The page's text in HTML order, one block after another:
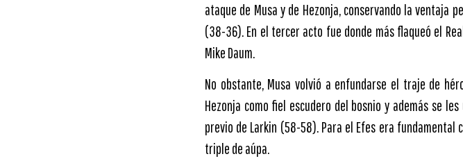
ataque de Musa y de Hezonja, conservando la ventaja
(38-36). En el tercer acto fue donde más flaqueó el
Mike Daum.
No obstante, Musa volvió a enfundarse el traje de
Hezonja como fiel escudero del bosnio y además se
previo de Larkin (58-58). Para el Efes era
triple de aúpa.